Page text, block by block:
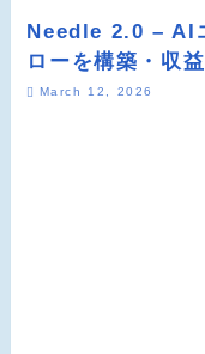
Needle 2.0 – AI
ローを構築・収
March 12, 2026